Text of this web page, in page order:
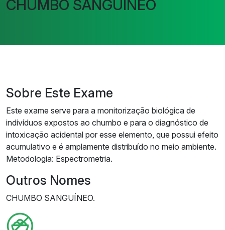
CHUMBO SANGUÍNEO
Sobre Este Exame
Este exame serve para a monitorização biológica de
indivíduos expostos ao chumbo e para o diagnóstico de
intoxicação acidental por esse elemento, que possui efeito
acumulativo e é amplamente distribuído no meio ambiente.
Metodologia: Espectrometria.
Outros Nomes
CHUMBO SANGUÍNEO.